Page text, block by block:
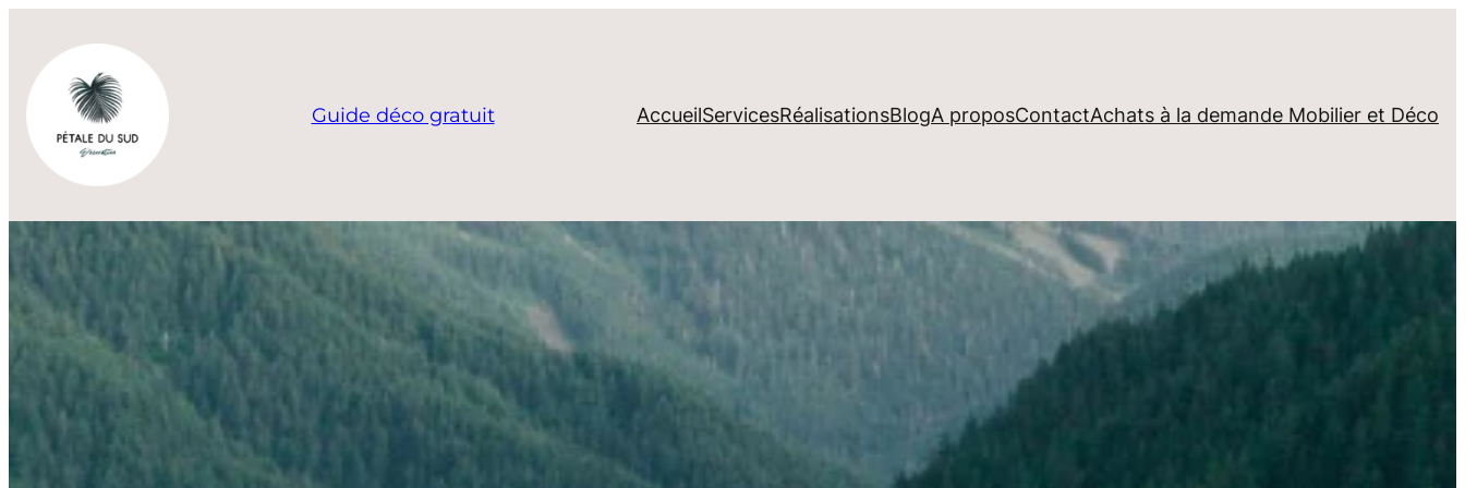
contenu
Guide déco gratuit
AccueilServicesRéalisationsBlogA proposContactAchats à la demande Mobilier et Déco